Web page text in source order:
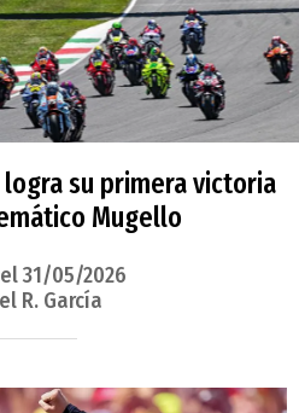
logra su primera victoria
Mugello
31/05/2026
R. García